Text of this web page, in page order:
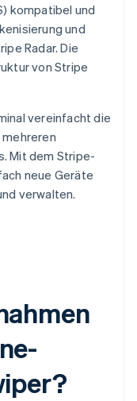
kompatibel und
und
Radar. Die
von Stripe
vereinfacht die
Mit dem Stripe-
neue Geräte
verwalten.